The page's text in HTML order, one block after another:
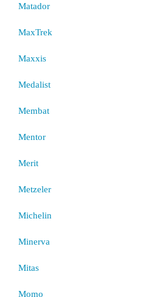
Matador
MaxTrek
Maxxis
Medalist
Membat
Mentor
Merit
Metzeler
Michelin
Minerva
Mitas
Momo